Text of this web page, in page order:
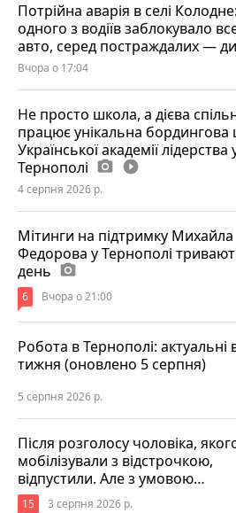
Потрійна аварія в селі Колодне:
одного з водіїв заблокувало
авто, серед постраждалих —
Вчора о 17:04
Не просто школа, а дієва
працює унікальна бордингова
Української академії лідерства
Тернополі photo_camera play_circle_filled
4 серпня 2026 р.
Мітинги на підтримку Михайла
Федорова у Тернополі
день photo_camera
6 Вчора о 21:00
Робота в Тернополі: актуальні
тижня (оновлено 5 серпня)
5 серпня 2026 р.
Після розголосу чоловіка,
мобілізували з відстрочкою,
відпустили. Але з умовою…
15 3 серпня 2026 р.